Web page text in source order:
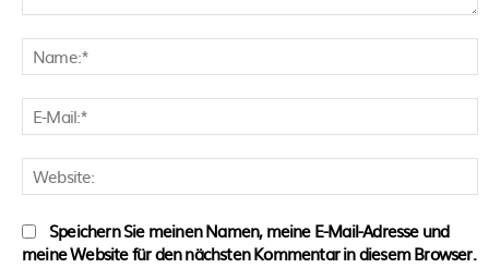
Speichern Sie meinen Namen, meine E-Mail-Adresse und
meine Website für den nächsten Kommentar in diesem Browser.